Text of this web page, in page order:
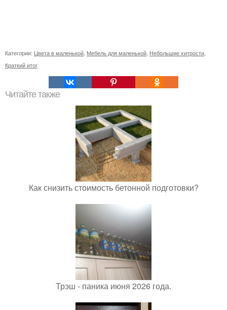
Категории: Цвета в маленькой Мебель для маленькой Небольшие хитрости
Краткий итог
Читайте также
Как снизить стоимость бетонной подготовки?
Трэш - паника июня 2026 года.